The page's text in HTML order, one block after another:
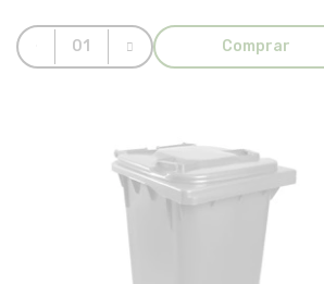
Comprar